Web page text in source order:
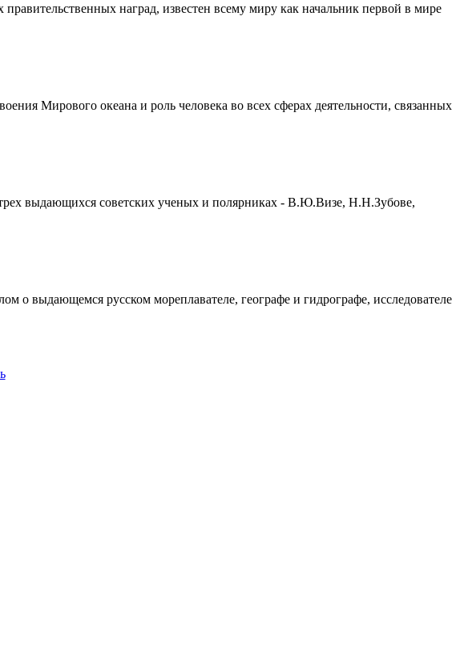
наград, известен всему миру как начальник первой в мире
Мирового океана и роль человека во всех сферах деятельности, связанных
выдающихся советских ученых и полярниках - В.Ю.Визе, Н.Н.Зубове,
о выдающемся русском мореплавателе, географе и гидрографе, исследователе